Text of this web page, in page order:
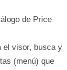
de Price
el visor, busca y
(menú) que